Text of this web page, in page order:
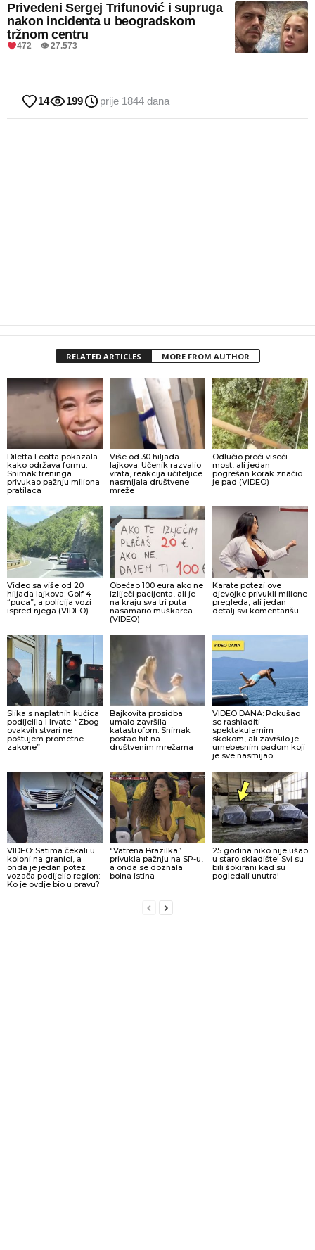
Privedeni Sergej Trifunović i supruga
nakon incidenta u beogradskom
tržnom centru
472 👁 27.573
14 199 prije 1844 dana
RELATED ARTICLES MORE FROM AUTHOR
Diletta Leotta pokazala
kako održava formu:
Snimak treninga
privukao pažnju miliona
pratilaca
Više od 30 hiljada
lajkova: Učenik razvalio
vrata, reakcija učiteljice
nasmijala društvene
mreže
Odlučio preći viseći
most, ali jedan
pogrešan korak značio
je pad (VIDEO)
Video sa više od 20
hiljada lajkova: Golf 4
“puca”, a policija vozi
ispred njega (VIDEO)
Obećao 100 eura ako ne
izliječi pacijenta, ali je
na kraju sva tri puta
nasamario muškarca
(VIDEO)
Karate potezi ove
djevojke privukli milione
pregleda, ali jedan
detalj svi komentarišu
Slika s naplatnih kućica
podijelila Hrvate: “Zbog
ovakvih stvari ne
poštujem prometne
zakone”
Bajkovita prosidba
umalo završila
katastrofom: Snimak
postao hit na
društvenim mrežama
VIDEO DANA: Pokušao
se rashladiti
spektakularnim
skokom, ali završilo je
urnebesnim padom koji
je sve nasmijao
VIDEO: Satima čekali u
koloni na granici, a
onda je jedan potez
vozača podijelio region:
Ko je ovdje bio u pravu?
“Vatrena Brazilka”
privukla pažnju na SP-u,
a onda se doznala
bolna istina
25 godina niko nije ušao
u staro skladište! Svi su
bili šokirani kad su
pogledali unutra!